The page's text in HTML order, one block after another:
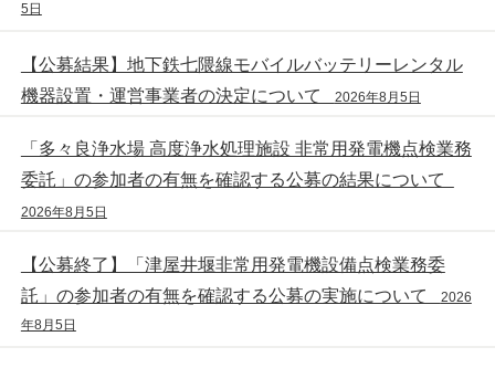
5日
【公募結果】地下鉄七隈線モバイルバッテリーレンタル
機器設置・運営事業者の決定について
2026年8月5日
「多々良浄水場 高度浄水処理施設 非常用発電機点検業務
委託」の参加者の有無を確認する公募の結果について
2026年8月5日
【公募終了】「津屋井堰非常用発電機設備点検業務委
託」の参加者の有無を確認する公募の実施について
2026
年8月5日